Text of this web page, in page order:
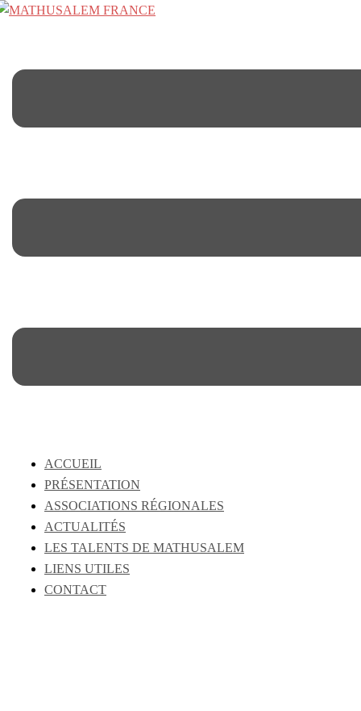
ACCUEIL
PRÉSENTATION
ASSOCIATIONS RÉGIONALES
ACTUALITÉS
LES TALENTS DE MATHUSALEM
LIENS UTILES
CONTACT